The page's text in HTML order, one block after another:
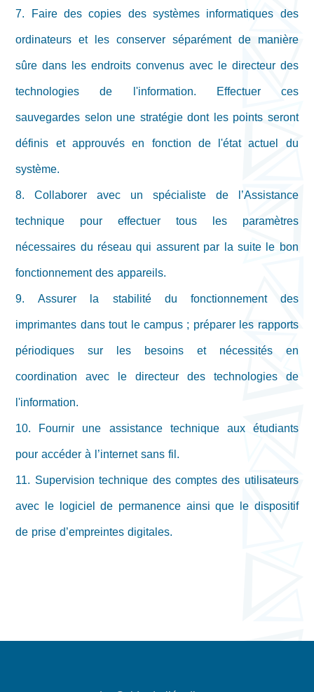
7. Faire des copies des systèmes informatiques des
ordinateurs et les conserver séparément de manière
sûre dans les endroits convenus avec le directeur des
technologies de l'information. Effectuer ces
sauvegardes selon une stratégie dont les points seront
définis et approuvés en fonction de l'état actuel du
système.
8. Collaborer avec un spécialiste de l’Assistance
technique pour effectuer tous les paramètres
nécessaires du réseau qui assurent par la suite le bon
fonctionnement des appareils.
9. Assurer la stabilité du fonctionnement des
imprimantes dans tout le campus ; préparer les rapports
périodiques sur les besoins et nécessités en
coordination avec le directeur des technologies de
l'information.
10. Fournir une assistance technique aux étudiants
pour accéder à l’internet sans fil.
11. Supervision technique des comptes des utilisateurs
avec le logiciel de permanence ainsi que le dispositif
de prise d’empreintes digitales.